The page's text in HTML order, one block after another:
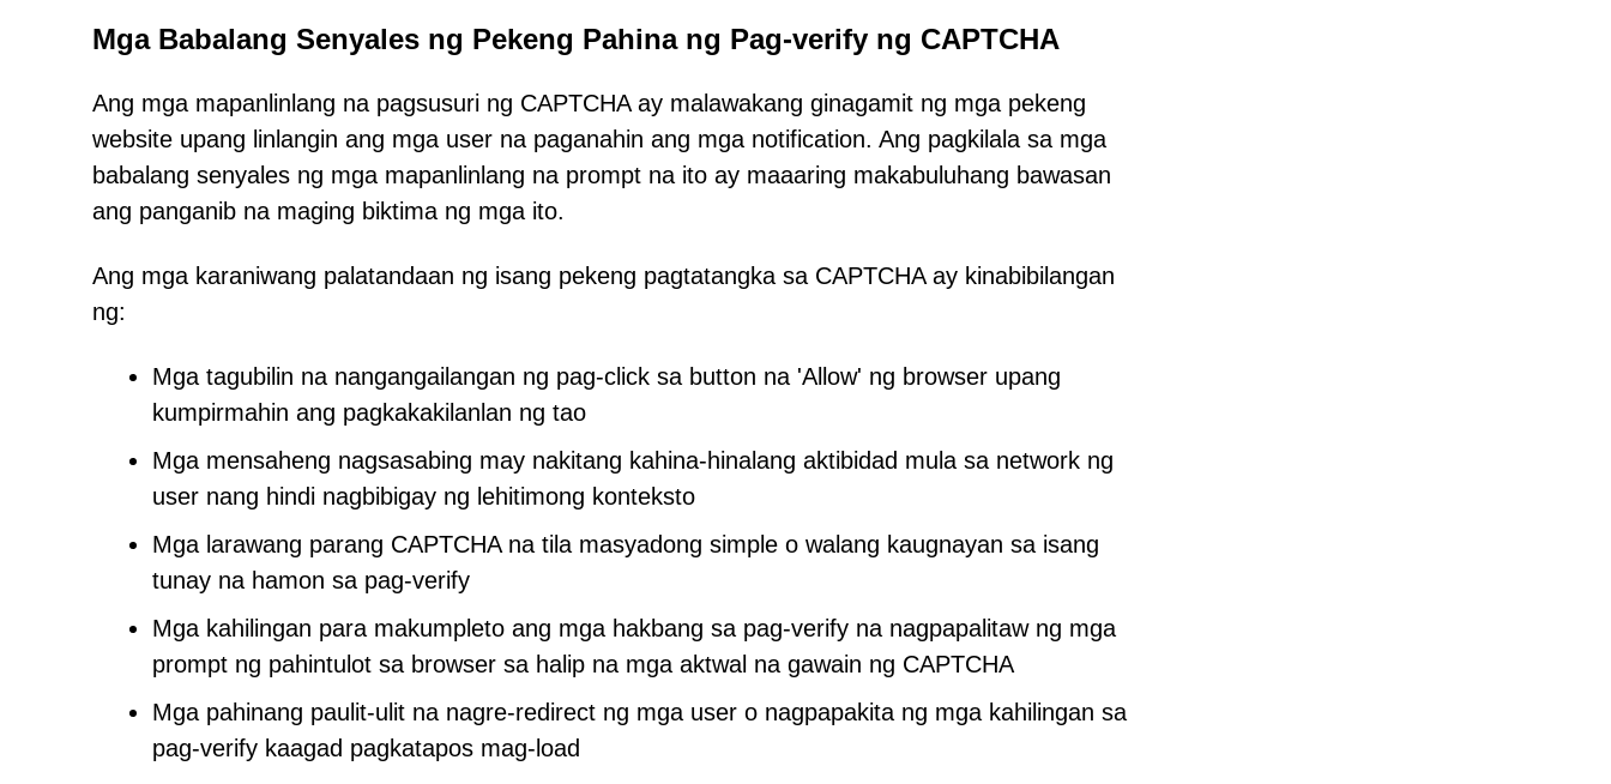
Mga Babalang Senyales ng Pekeng Pahina ng Pag-verify ng CAPTCHA
Ang mga mapanlinlang na pagsusuri ng CAPTCHA ay malawakang ginagamit ng mga pekeng
website upang linlangin ang mga user na paganahin ang mga notification. Ang pagkilala sa mga
babalang senyales ng mga mapanlinlang na prompt na ito ay maaaring makabuluhang bawasan
ang panganib na maging biktima ng mga ito.
Ang mga karaniwang palatandaan ng isang pekeng pagtatangka sa CAPTCHA ay kinabibilangan
ng:
Mga tagubilin na nangangailangan ng pag-click sa button na 'Allow' ng browser upang
kumpirmahin ang pagkakakilanlan ng tao
Mga mensaheng nagsasabing may nakitang kahina-hinalang aktibidad mula sa network ng
user nang hindi nagbibigay ng lehitimong konteksto
Mga larawang parang CAPTCHA na tila masyadong simple o walang kaugnayan sa isang
tunay na hamon sa pag-verify
Mga kahilingan para makumpleto ang mga hakbang sa pag-verify na nagpapalitaw ng mga
prompt ng pahintulot sa browser sa halip na mga aktwal na gawain ng CAPTCHA
Mga pahinang paulit-ulit na nagre-redirect ng mga user o nagpapakita ng mga kahilingan sa
pag-verify kaagad pagkatapos mag-load